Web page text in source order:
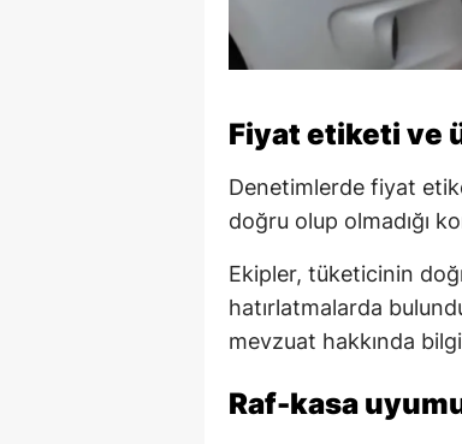
Fiyat etiketi ve
Denetimlerde fiyat
doğru olup olmadığı
Ekipler, tüketicinin
hatırlatmalarda
mevzuat hakkında
Raf-kasa